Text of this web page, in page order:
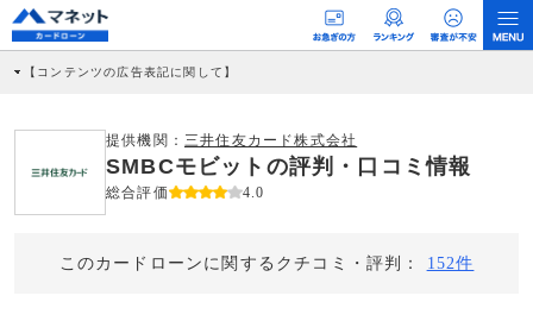
【コンテンツの広告表記に関して】
社に対して企業から紹介報酬が支払われるという収益モデルです。 ただし、特定の
商品を根拠なくPRするものではなく、当編集部の調査／ユーザーへの口コミ収集な
どに基づき、公平性を担保した情報提供を行っています。
提供機関： 三井住友カード株式会社
SMBCモビットの評判・口コミ情報
総合評価 4.0
このカードローンに関するクチコミ・評判： 152件